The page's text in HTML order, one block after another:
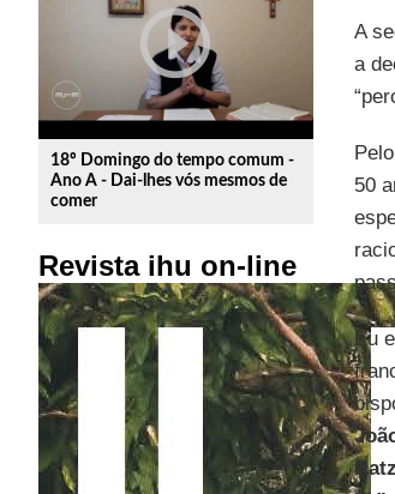
play_circle_outline
18º Domingo do tempo comum -
Ano A - Dai-lhes vós mesmos de
comer
Revista ihu on-line
A
a
50
Eu